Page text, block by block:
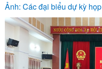
Ảnh: Các đại biểu dự kỳ họp